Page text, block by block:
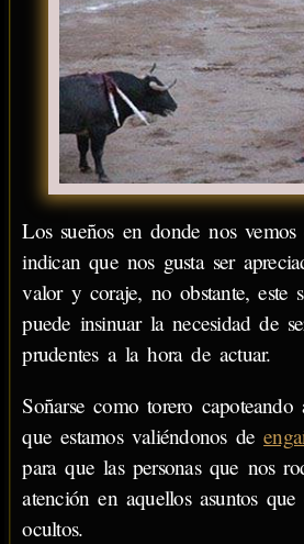
Los sueños en donde nos vemos
indican que nos gusta ser
valor y coraje, no obstante, este
puede insinuar la necesidad de
prudentes a la hora de actuar.
Soñarse como torero
que estamos valiéndonos de
para que las personas que nos
atención en aquellos asuntos que
ocultos.